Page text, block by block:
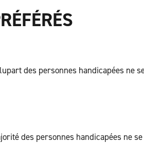
des personnes handicapées ne
des personnes handicapées ne